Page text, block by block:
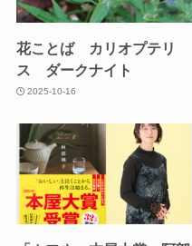
花ことば カリオプテリ
ス ダークナイト
2025-10-16